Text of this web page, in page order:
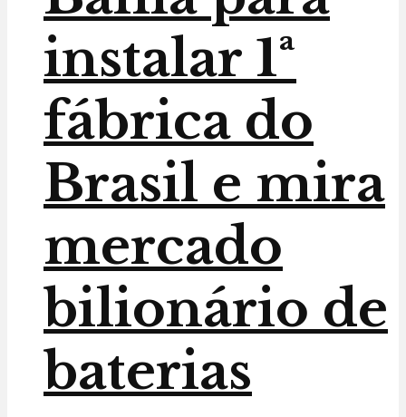
instalar 1ª
fábrica do
Brasil e mira
mercado
bilionário de
baterias